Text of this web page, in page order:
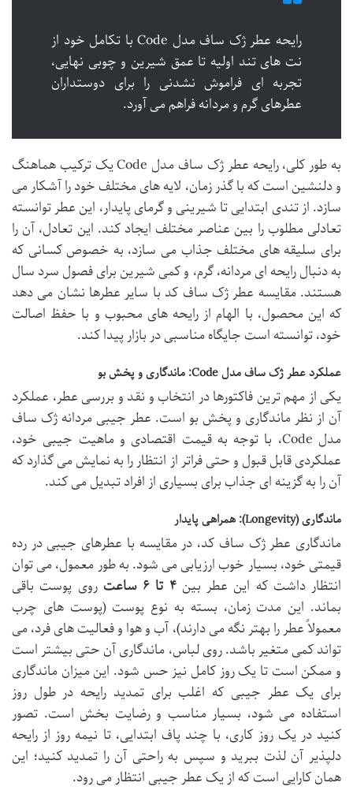
رایحه عطر ژک ساف مدل Code با تکامل خود از
نت های تند اولیه تا عمق شیرین و چوبی نهایی،
تجربه ای فراموش نشدنی را برای دوستداران
عطرهای گرم و مردانه فراهم می آورد.
به طور کلی، رایحه عطر ژک ساف مدل Code یک ترکیب هماهنگ
و دلنشین است که با گذر زمان، لایه های مختلف خود را آشکار می
سازد. از تندی ابتدایی تا شیرینی و گرمای پایدار، این عطر توانسته
تعادلی مطلوب را بین عناصر مختلف ایجاد کند. این تعادل، آن را
برای سلیقه های مختلف جذاب می سازد، به خصوص کسانی که
به دنبال رایحه ای مردانه، گرم، و کمی شیرین برای فصول سرد سال
هستند. مقایسه عطر ژک ساف کد با سایر عطرها نشان می دهد
که این محصول، با الهام از رایحه های محبوب و با حفظ اصالت
خود، توانسته است جایگاه مناسبی در بازار پیدا کند.
عملکرد عطر ژک ساف مدل Code: ماندگاری و پخش بو
یکی از مهم ترین فاکتورها در انتخاب و نقد و بررسی عطر، عملکرد
آن از نظر ماندگاری و پخش بو است. عطر جیبی مردانه ژک ساف
مدل Code، با توجه به قیمت اقتصادی و ماهیت جیبی خود،
عملکردی قابل قبول و حتی فراتر از انتظار را به نمایش می گذارد که
آن را به گزینه ای جذاب برای بسیاری از افراد تبدیل می کند.
ماندگاری (Longevity): همراهی پایدار
ماندگاری عطر ژک ساف کد، در مقایسه با عطرهای جیبی در رده
قیمتی خود، بسیار خوب ارزیابی می شود. به طور معمول، می توان
انتظار داشت که این عطر بین۴ تا ۶ ساعت
روی پوست باقی
بماند. این مدت زمان، بسته به نوع پوست (پوست های چرب
معمولاً عطر را بهتر نگه می دارند)، آب و هوا و فعالیت های فرد، می
تواند کمی متغیر باشد. روی لباس، ماندگاری آن حتی بیشتر است
و ممکن است تا یک روز کامل نیز حس شود. این میزان ماندگاری
برای یک عطر جیبی که اغلب برای تمدید رایحه در طول روز
استفاده می شود، بسیار مناسب و رضایت بخش است. تصور
کنید در یک روز کاری، با چند پاف ابتدایی، تا نیمه روز از رایحه
دلپذیر آن لذت ببرید و سپس به راحتی آن را تمدید کنید؛ این
همان کارایی است که از یک عطر جیبی انتظار می رود.